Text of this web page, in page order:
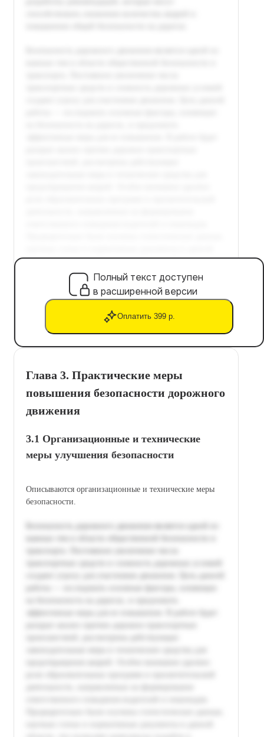
Полный текст доступен
в расширенной версии
Оплатить 399 р.
Глава 3. Практические меры
повышения безопасности дорожного
движения
3.1 Организационные и технические
меры улучшения безопасности
Описываются организационные и технические меры
безопасности.